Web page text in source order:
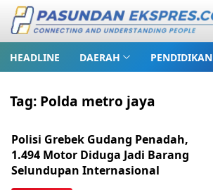
HEADLINE DAERAH PENDIDIKAN
Tag: Polda metro jaya
Polisi Grebek Gudang Penadah,
1.494 Motor Diduga Jadi Barang
Selundupan Internasional